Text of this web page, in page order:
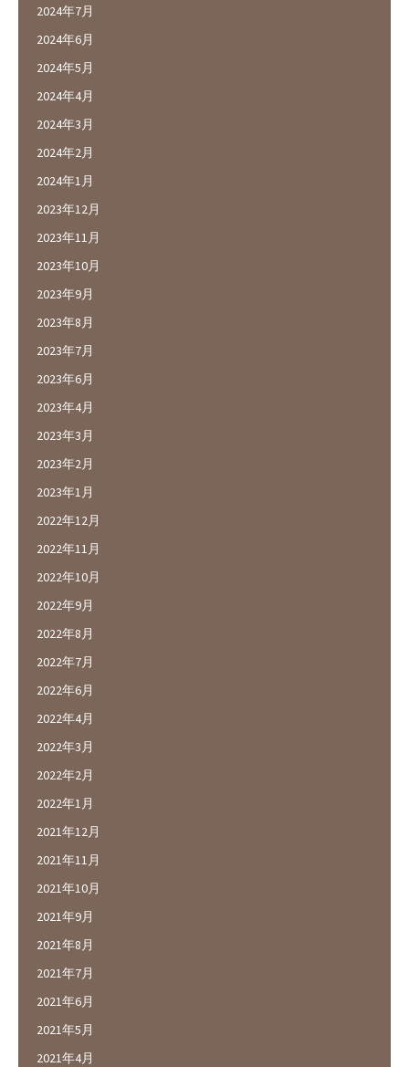
2024年7月
2024年6月
2024年5月
2024年4月
2024年3月
2024年2月
2024年1月
2023年12月
2023年11月
2023年10月
2023年9月
2023年8月
2023年7月
2023年6月
2023年4月
2023年3月
2023年2月
2023年1月
2022年12月
2022年11月
2022年10月
2022年9月
2022年8月
2022年7月
2022年6月
2022年4月
2022年3月
2022年2月
2022年1月
2021年12月
2021年11月
2021年10月
2021年9月
2021年8月
2021年7月
2021年6月
2021年5月
2021年4月